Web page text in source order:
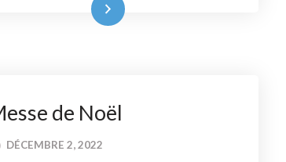
Lire la suite
de Noël
DÉCEMBRE 2, 2022